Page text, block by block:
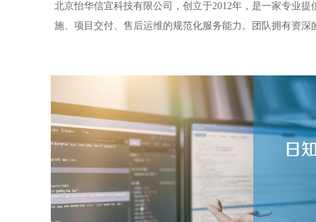
北京怡华信宜科技有限公司，创立于2012年，是一家专业
施、项目交付、售后运维的规范化服务能力。团队拥有资